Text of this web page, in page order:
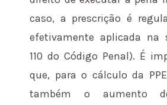
caso, a prescrição é
efetivamente aplicada na
110 do Código Penal). É
que, para o cálculo da
também o aumento